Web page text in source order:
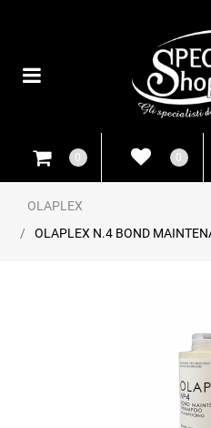
0 0
OLAPLEX
OLAPLEX N.4 BOND